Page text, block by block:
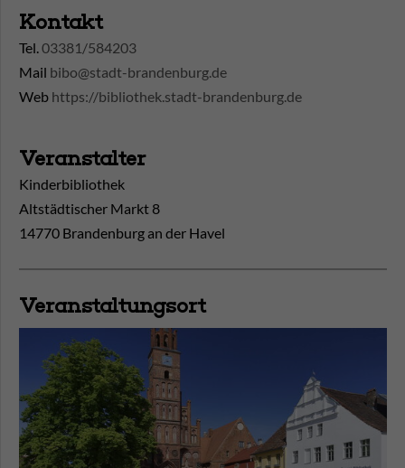
Kontakt
Tel.03381/584203
Mail bibo@stadt-brandenburg.de
Web https://bibliothek.stadt-brandenburg.de
Veranstalter
Kinderbibliothek
Altstädtischer Markt 8
14770 Brandenburg an der Havel
Veranstaltungsort